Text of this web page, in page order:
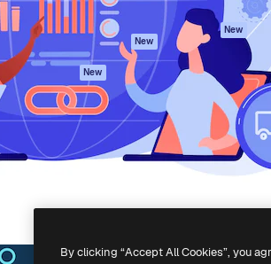
Conteúdo de stock
MCP para
Claude/ChatGPT
New
New
API
App móvel
Todas as
ferramentas
privacidade
Originais New
Política de cookies
Central de
confiabilidade
Afiliados
Empresas
Todos os direitos reservados.
By clicking “Accept All Cookies”, you